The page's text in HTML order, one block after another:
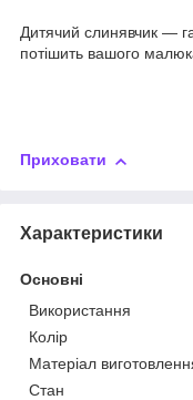
Дитячий слинявчик —
потішить вашого
Приховати
Характеристики
Основні
Використання
Колір
Матеріал
Стан